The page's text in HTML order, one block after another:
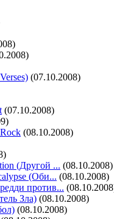
(07.10.2008)
(07.10.2008)
(08.10.2008)
(Другой ... (08.10.2008)
(Оби... (08.10.2008)
против...
Зла) (08.10.2008)
(08.10.2008)